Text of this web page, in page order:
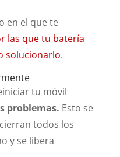
en el que te
las que tu batería
solucionarlo.
tu móvil
problemas. Esto se
todos los
y se libera